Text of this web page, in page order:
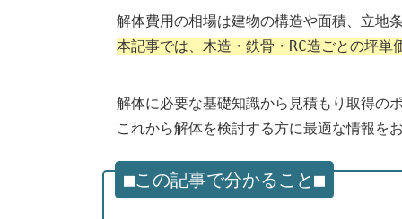
解体費用の相場は建物の構造や面積、立地
本記事では、木造・鉄骨・RC造ごとの坪
解体に必要な基礎知識から見積もり取得の
これから解体を検討する方に最適な情報を
■この記事で分かること■